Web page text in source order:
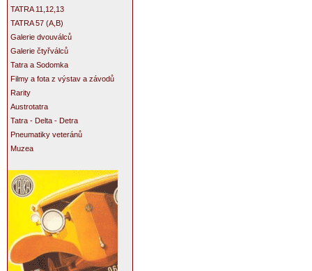
TATRA 11,12,13
TATRA 57 (A,B)
Galerie dvouválců
Galerie čtyřválců
Tatra a Sodomka
Filmy a fota z výstav a závodů
Rarity
Austrotatra
Tatra - Delta - Detra
Pneumatiky veteránů
Muzea